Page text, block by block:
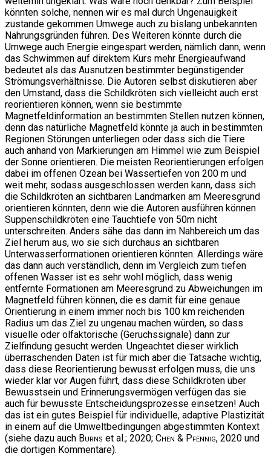
könnten solche, nennen wir es mal durch Ungenauigkeit
zustande gekommen Umwege auch zu bislang unbekannten
Nahrungsgründen führen. Des Weiteren könnte durch die
Umwege auch Energie eingespart werden, nämlich dann, wenn
das Schwimmen auf direktem Kurs mehr Energieaufwand
bedeutet als das Ausnutzen bestimmter begünstigender
Strömungsverhältnisse. Die Autoren selbst diskutieren aber
den Umstand, dass die Schildkröten sich vielleicht auch erst
reorientieren können, wenn sie bestimmte
Magnetfeldinformation an bestimmten Stellen nutzen können,
denn das natürliche Magnetfeld könnte ja auch in bestimmten
Regionen Störungen unterliegen oder dass sich die Tiere
auch anhand von Markierungen am Himmel wie zum Beispiel
der Sonne orientieren. Die meisten Reorientierungen erfolgen
dabei im offenen Ozean bei Wassertiefen von 200 m und
weit mehr, sodass ausgeschlossen werden kann, dass sich
die Schildkröten an sichtbaren Landmarken am Meeresgrund
orientieren könnten, denn wie die Autoren ausführen können
Suppenschildkröten eine Tauchtiefe von 50m nicht
unterschreiten. Anders sähe das dann im Nahbereich um das
Ziel herum aus, wo sie sich durchaus an sichtbaren
Unterwasserformationen orientieren könnten. Allerdings wäre
das dann auch verständlich, denn im Vergleich zum tiefen
offenen Wasser ist es sehr wohl möglich, dass wenig
entfernte Formationen am Meeresgrund zu Abweichungen im
Magnetfeld führen können, die es damit für eine genaue
Orientierung in einem immer noch bis 100 km reichenden
Radius um das Ziel zu ungenau machen würden, so dass
visuelle oder olfaktorische (Geruchssignale) dann zur
Zielfindung gesucht werden. Ungeachtet dieser wirklich
überraschenden Daten ist für mich aber die Tatsache wichtig,
dass diese Reorientierung bewusst erfolgen muss, die uns
wieder klar vor Augen führt, dass diese Schildkröten über
Bewusstsein und Erinnerungsvermögen verfügen das sie
auch für bewusste Entscheidungsprozesse einsetzen! Auch
das ist ein gutes Beispiel für individuelle, adaptive Plastizität
in einem auf die Umweltbedingungen abgestimmten Kontext
(siehe dazu auch Burns et al.; 2020; Chen & Pfennig, 2020 und
die dortigen Kommentare).